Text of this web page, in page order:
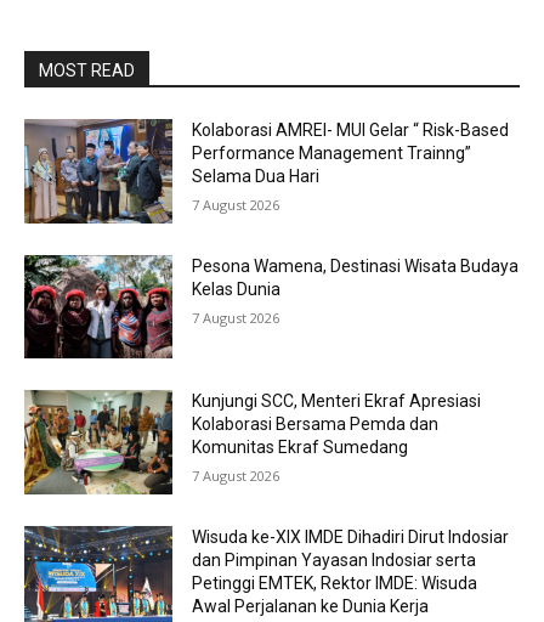
MOST READ
Kolaborasi AMREI- MUI Gelar “ Risk-Based
Performance Management Trainng”
Selama Dua Hari
7 August 2026
Pesona Wamena, Destinasi Wisata Budaya
Kelas Dunia
7 August 2026
Kunjungi SCC, Menteri Ekraf Apresiasi
Kolaborasi Bersama Pemda dan
Komunitas Ekraf Sumedang
7 August 2026
Wisuda ke-XIX IMDE Dihadiri Dirut Indosiar
dan Pimpinan Yayasan Indosiar serta
Petinggi EMTEK, Rektor IMDE: Wisuda
Awal Perjalanan ke Dunia Kerja